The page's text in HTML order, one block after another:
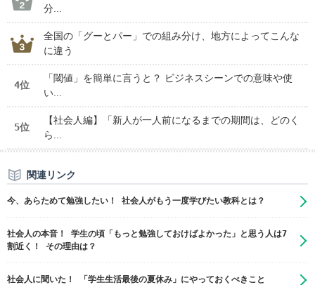
分...
全国の「グーとパー」での組み分け、地方によってこんな
に違う
4位
「閾値」を簡単に言うと？ ビジネスシーンでの意味や使
い...
5位
【社会人編】「新人が一人前になるまでの期間は、どのく
ら...
関連リンク
今、あらためて勉強したい！ 社会人がもう一度学びたい教科とは？
社会人の本音！ 学生の頃「もっと勉強しておけばよかった」と思う人は7
割近く！ その理由は？
社会人に聞いた！ 「学生生活最後の夏休み」にやっておくべきこと